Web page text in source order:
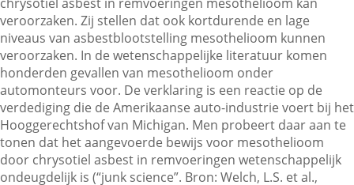
Veelgestelde vragen
Contactgegevens
Zoeken
veroorzaken. Zij stellen dat ook kortdurende en lage
niveaus van asbestblootstelling mesothelioom kunnen
veroorzaken. In de wetenschappelijke literatuur komen
honderden gevallen van mesothelioom onder
automonteurs voor. De verklaring is een reactie op de
verdediging die de Amerikaanse auto-industrie voert bij het
Hooggerechtshof van Michigan. Men probeert daar aan te
tonen dat het aangevoerde bewijs voor mesothelioom
door chrysotiel asbest in remvoeringen wetenschappelijk
ondeugdelijk is (“junk science”. Bron: Welch, L.S. et al.,